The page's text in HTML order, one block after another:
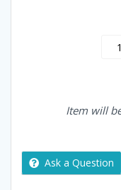
Item will
Ask a Question